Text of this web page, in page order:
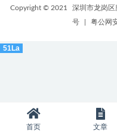
Copyright © 2021 深圳市龙岗区
号
粤公网
首页 文章
51La